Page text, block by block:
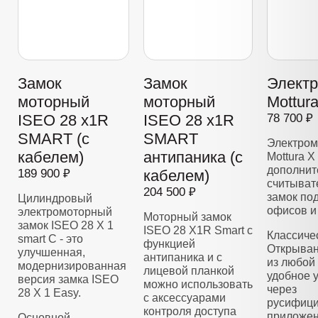
Замок
моторный
ISEO 28 x1R
SMART (с
кабелем)
189 900 ₽
Цилиндровый
электромоторный
замок ISEO 28 Х 1
smart C - это
улучшенная,
модернизированная
версия замка ISEO
28 X 1 Easy.
Замок
моторный
ISEO 28 x1R
SMART
антипаника (с
кабелем)
204 500 ₽
Моторный замок
ISEO 28 X1R Smart с
функцией
антипаника и с
лицевой планкой
можно использовать
с аксессуарами
контроля доступа
78 700 ₽
Mottura
замок
офисов и
из любой
удобное
через